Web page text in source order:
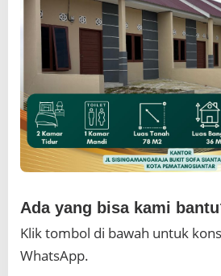
Ada yang bisa kami
Klik tombol di bawah untuk
WhatsApp.